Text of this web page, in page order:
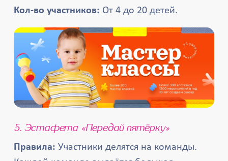
Кол-во участников: От 4 до 20 детей.
5. Эстафета «Передай пятёрку»
Правила: Участники делятся на команды.